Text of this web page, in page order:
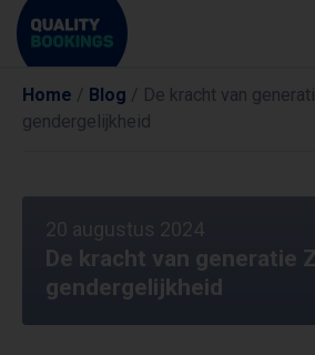
Home / Blog / De kracht van
gendergelijkheid
20 augustus 2024
De kracht van generatie
gendergelijkheid